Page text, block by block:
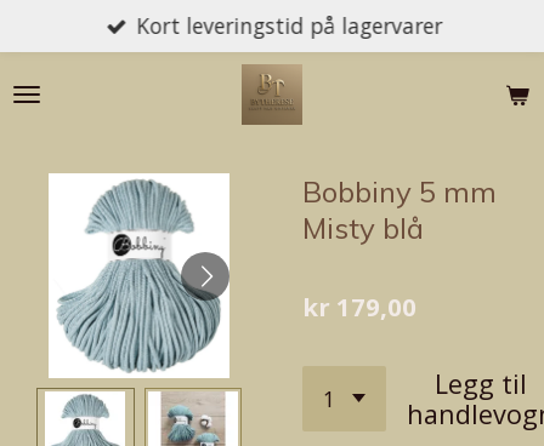
til
hovedinnhold
Kort leveringstid på lagervarer
Bobbiny 5 mm
Misty blå
kr 179,00
Legg til